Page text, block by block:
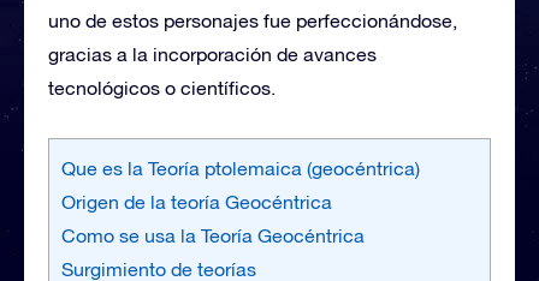
uno de estos personajes fue perfeccionándose,
gracias a la incorporación de avances
tecnológicos o científicos.
Que es la Teoría ptolemaica (geocéntrica)
Origen de la teoría Geocéntrica
Como se usa la Teoría Geocéntrica
Surgimiento de teorías